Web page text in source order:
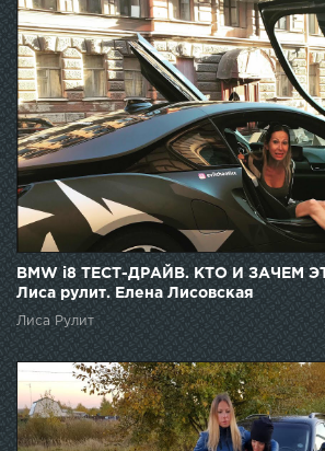
BMW i8 ТЕСТ-ДРАЙВ. КТО И ЗАЧЕМ
Лиса рулит. Елена Лисовская
Лиса Рулит